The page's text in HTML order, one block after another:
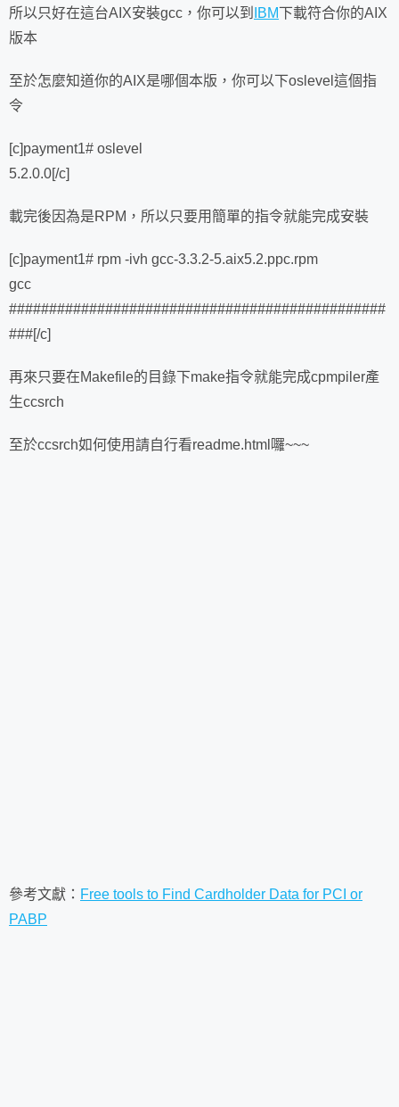
所以只好在這台AIX安裝gcc，你可以到 IBM下載符合你的AIX
版本
至於怎麼知道你的AIX是哪個本版，你可以下oslevel這個指
令
[c]payment1# oslevel
5.2.0.0[/c]
載完後因為是RPM，所以只要用簡單的指令就能完成安裝
[c]payment1# rpm -ivh gcc-3.3.2-5.aix5.2.ppc.rpm
gcc
###############################################
###[/c]
再來只要在Makefile的目錄下make指令就能完成cpmpiler產
生ccsrch
至於ccsrch如何使用請自行看readme.html囉~~~
參考文獻： Free tools to Find Cardholder Data for PCI or
PABP